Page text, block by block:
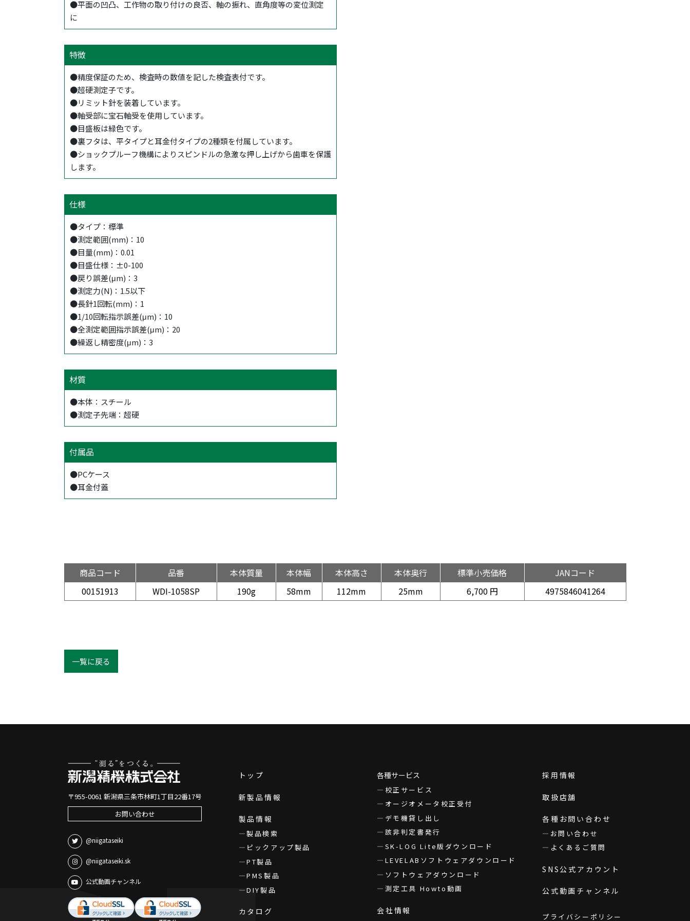
●平面の凹凸、工作物の取り付けの良否、軸の振れ、直角度等の変位測定
に
特徴
●精度保証のため、検査時の数値を記した検査表付です。
●超硬測定子です。
●リミット針を装着しています。
●軸受部に宝石軸受を使用しています。
●目盛板は緑色です。
●裏フタは、平タイプと耳金付タイプの2種類を付属しています。
●ショックプルーフ機構によりスピンドルの急激な押し上げから歯車を保護
します。
仕様
●タイプ：標準
●測定範囲(mm)：10
●目量(mm)：0.01
●目盛仕様：±0-100
●戻り誤差(μm)：3
●測定力(N)：1.5以下
●長針1回転(mm)：1
●1/10回転指示誤差(μm)：10
●全測定範囲指示誤差(μm)：20
●繰返し精密度(μm)：3
材質
●本体：スチール
●測定子先端：超硬
付属品
●PCケース
●耳金付蓋
商品コード 品番 本体質量 本体幅 本体高さ 本体奥行 標準小売価格
JANコード
00151913
WDI-1058SP 190g 58mm 112mm 25mm 6,700 円 4975846041264
一覧に戻る
〒955-0061 新潟県三条市林町1丁目22番17号
お問い合わせ
@niigataseiki
@niigataseiki.sk
公式動画チャンネル
トップ
新製品情報
製品情報
製品検索
ピックアップ製品
PT製品
PMS製品
DIY製品
カタログ
各種サービス
校正サービス
オージオメータ校正受付
デモ機貸し出し
該非判定書発行
SK-LOG Lite版ダウンロード
LEVELABソフトウェアダウンロード
ソフトウェアダウンロード
測定工具 Howto動画
会社情報
採用情報
取扱店舗
各種お問い合わせ
お問い合わせ
よくあるご質問
SNS公式アカウント
公式動画チャンネル
プライバシーポリシー